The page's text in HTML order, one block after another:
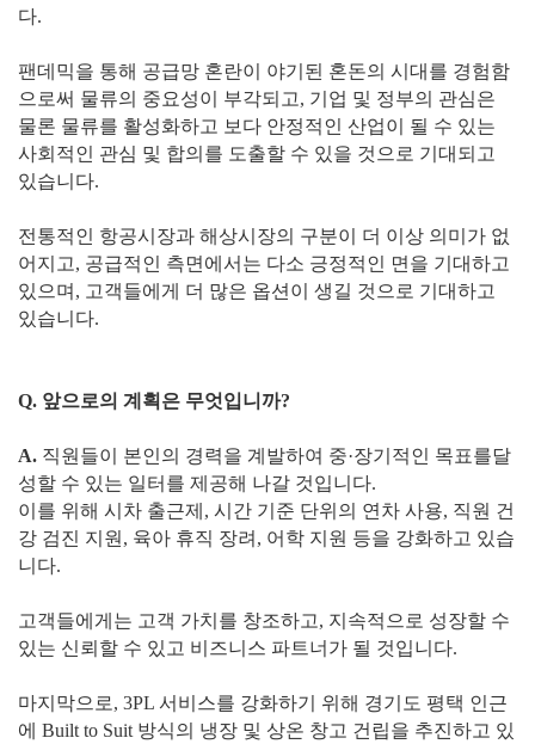
다.
팬데믹을 통해 공급망 혼란이 야기된 혼돈의 시대를 경험함
으로써 물류의 중요성이 부각되고, 기업 및 정부의 관심은
물론 물류를 활성화하고 보다 안정적인 산업이 될 수 있는
사회적인 관심 및 합의를 도출할 수 있을 것으로 기대되고
있습니다.
전통적인 항공시장과 해상시장의 구분이 더 이상 의미가 없
어지고, 공급적인 측면에서는 다소 긍정적인 면을 기대하고
있으며, 고객들에게 더 많은 옵션이 생길 것으로 기대하고
있습니다.
Q. 앞으로의 계획은 무엇입니까?
A. 직원들이 본인의 경력을 계발하여 중·장기적인 목표를달
성할 수 있는 일터를 제공해 나갈 것입니다.
이를 위해 시차 출근제, 시간 기준 단위의 연차 사용, 직원 건
강 검진 지원, 육아 휴직 장려, 어학 지원 등을 강화하고 있습
니다.
고객들에게는 고객 가치를 창조하고, 지속적으로 성장할 수
있는 신뢰할 수 있고 비즈니스 파트너가 될 것입니다.
마지막으로, 3PL 서비스를 강화하기 위해 경기도 평택 인근
에 Built to Suit 방식의 냉장 및 상온 창고 건립을 추진하고 있